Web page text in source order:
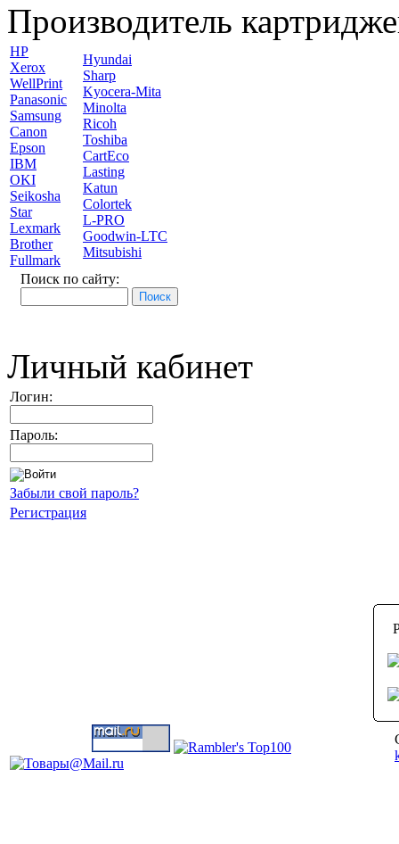
Производитель
HP
Xerox
WellPrint
Panasonic
Samsung
Canon
Epson
IBM
OKI
Seikosha
Star
Lexmark
Brother
Fullmark
Hyundai
Sharp
Kyocera-Mita
Minolta
Ricoh
Toshiba
CartEco
Lasting
Katun
Colortek
L-PRO
Goodwin-LTC
Mitsubishi
Поиск по сайту:
Личный кабинет
Логин:
Пароль:
Забыли свой пароль?
Регистрация